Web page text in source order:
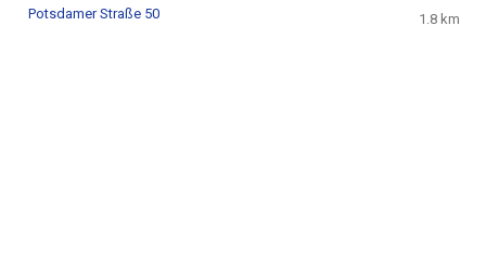
Potsdamer Straße 50
1.8 km